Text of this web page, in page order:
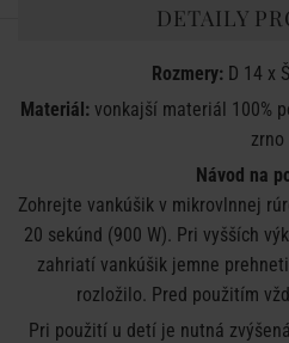
DETAILY
Rozmery:D 14 x
Materiál:vonkajší materiál 100%
zrno
Návod na
Zohrejte vankúšik v mikrovlnnej
20 sekúnd (900 W). Pri vyšších
zahriatí vankúšik jemne
rozložilo. Pred použitím
Pri použití u detí je nutná